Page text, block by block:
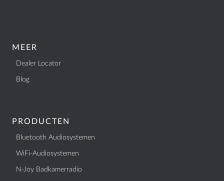
MEER
Dealer Locator
Blog
PRODUCTEN
Bluetooth Audiosystemen
WiFi-Audiosystemen
N-Joy Badkamerradio